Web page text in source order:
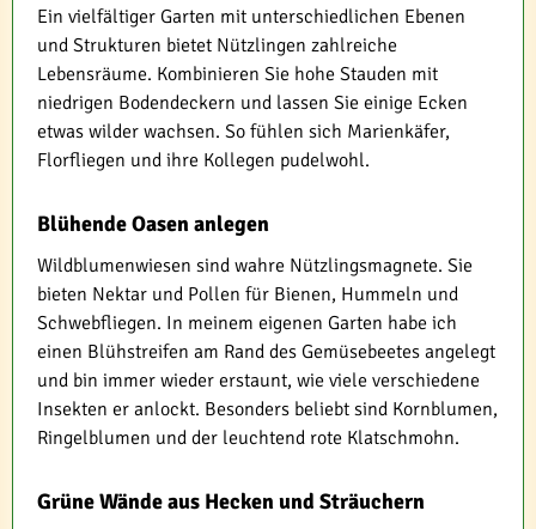
Ein vielfältiger Garten mit unterschiedlichen Ebenen
und Strukturen bietet Nützlingen zahlreiche
Lebensräume. Kombinieren Sie hohe Stauden mit
niedrigen Bodendeckern und lassen Sie einige Ecken
etwas wilder wachsen. So fühlen sich Marienkäfer,
Florfliegen und ihre Kollegen pudelwohl.
Blühende Oasen anlegen
Wildblumenwiesen sind wahre Nützlingsmagnete. Sie
bieten Nektar und Pollen für Bienen, Hummeln und
Schwebfliegen. In meinem eigenen Garten habe ich
einen Blühstreifen am Rand des Gemüsebeetes angelegt
und bin immer wieder erstaunt, wie viele verschiedene
Insekten er anlockt. Besonders beliebt sind Kornblumen,
Ringelblumen und der leuchtend rote Klatschmohn.
Grüne Wände aus Hecken und Sträuchern